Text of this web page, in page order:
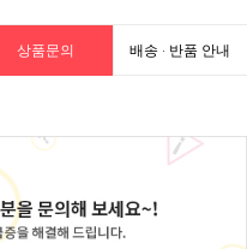
상품문의 배송 · 반품 안내